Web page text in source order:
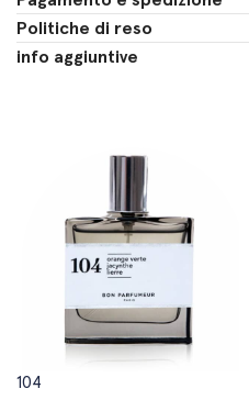
Politiche di reso
info aggiuntive
104